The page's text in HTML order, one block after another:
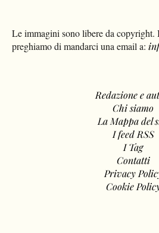
Le immagini sono libere da copyright.
preghiamo di mandarci una email a:
Redazione e
Chi siamo
La Mappa del
I feed RSS
I Tag
Contatti
Privacy
Cookie